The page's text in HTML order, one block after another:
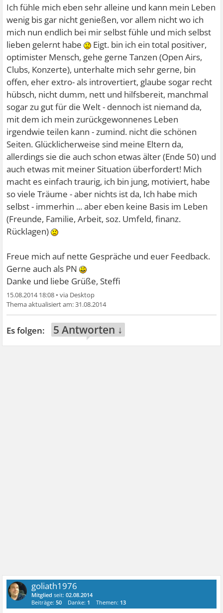
Ich fühle mich eben sehr alleine und kann mein Leben
wenig bis gar nicht genießen, vor allem nicht wo ich
mich nun endlich bei mir selbst fühle und mich selbst
lieben gelernt habe
Eigt. bin ich ein total positiver,
optimister Mensch, gehe gerne Tanzen (Open Airs,
Clubs, Konzerte), unterhalte mich sehr gerne, bin
offen, eher extro- als introvertiert, glaube sogar recht
hübsch, nicht dumm, nett und hilfsbereit, manchmal
sogar zu gut für die Welt - dennoch ist niemand da,
mit dem ich mein zurückgewonnenes Leben
irgendwie teilen kann - zumind. nicht die schönen
Seiten. Glücklicherweise sind meine Eltern da,
allerdings sie die auch schon etwas älter (Ende 50) und
auch etwas mit meiner Situation überfordert! Mich
macht es einfach traurig, ich bin jung, motiviert, habe
so viele Träume - aber nichts ist da, Ich habe mich
selbst - immerhin ... aber eben keine Basis im Leben
(Freunde, Familie, Arbeit, soz. Umfeld, finanz.
Rücklagen)
Freue mich auf nette Gespräche und euer Feedback.
Gerne auch als PN
Danke und liebe Grüße, Steffi
15.08.2014 18:08 •
31.08.2014
5 Antworten ↓
goliath1976
Mitglied seit:02.08.2014
Beiträge:50 Danke: 1 Themen: 13